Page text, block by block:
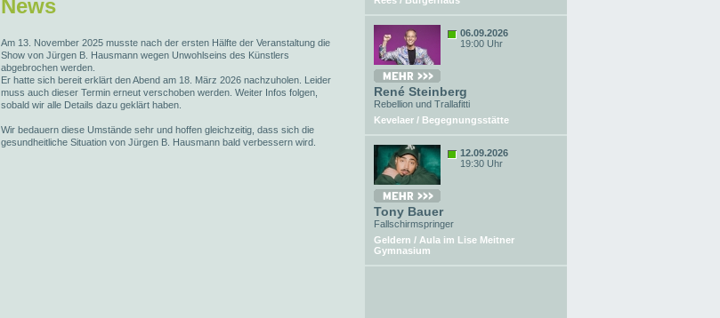
News
Am 13. November 2025 musste nach der ersten Hälfte der Veranstaltung die
Show von Jürgen B. Hausmann wegen Unwohlseins des Künstlers
abgebrochen werden.
Er hatte sich bereit erklärt den Abend am 18. März 2026 nachzuholen. Leider
muss auch dieser Termin erneut verschoben werden. Weiter Infos folgen,
sobald wir alle Details dazu geklärt haben.
Wir bedauern diese Umstände sehr und hoffen gleichzeitig, dass sich die
gesundheitliche Situation von Jürgen B. Hausmann bald verbessern wird.
06.09.2026
19:00 Uhr
René Steinberg
Rebellion und Trallafitti
Kevelaer / Begegnungsstätte
12.09.2026
19:30 Uhr
Tony Bauer
Fallschirmspringer
Geldern / Aula im Lise Meitner
Gymnasium